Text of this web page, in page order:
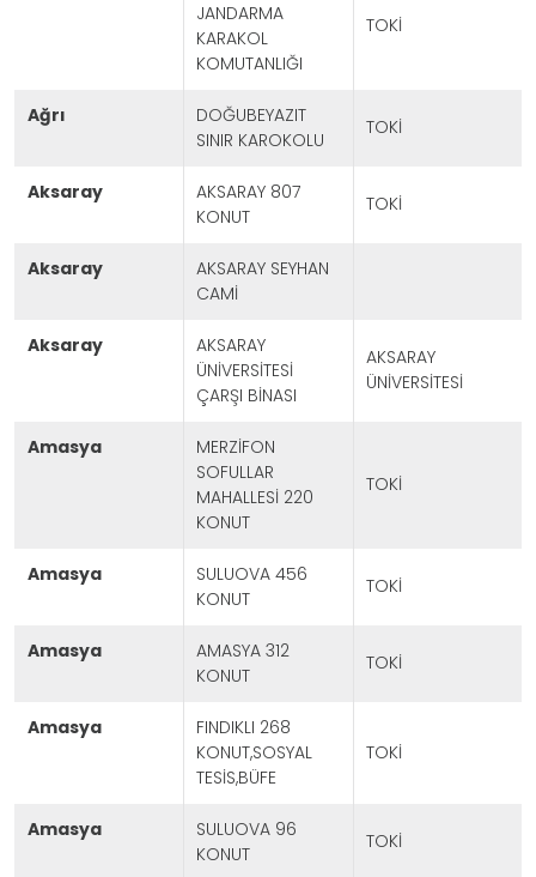
JANDARMA
KARAKOL
KOMUTANLIĞI
TOKİ
ağrı
DOĞUBEYAZIT
SINIR KAROKOLU
TOKİ
aksaray
AKSARAY 807
KONUT
TOKİ
aksaray
AKSARAY SEYHAN
CAMİ
aksaray
AKSARAY
ÜNİVERSİTESİ
ÇARŞI BİNASI
AKSARAY
ÜNİVERSİTESİ
amasya
MERZİFON
SOFULLAR
MAHALLESİ 220
KONUT
TOKİ
amasya
SULUOVA 456
KONUT
TOKİ
amasya
AMASYA 312
KONUT
TOKİ
amasya
FINDIKLI 268
KONUT,SOSYAL
TESİS,BÜFE
TOKİ
amasya
SULUOVA 96
KONUT
TOKİ